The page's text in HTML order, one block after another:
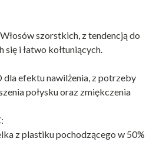
szorstkich, z tendencją do
się i łatwo kołtuniących.
dla efektu nawilżenia, z potrzeby
połysku oraz zmiękczenia
z plastiku pochodzącego w 50%